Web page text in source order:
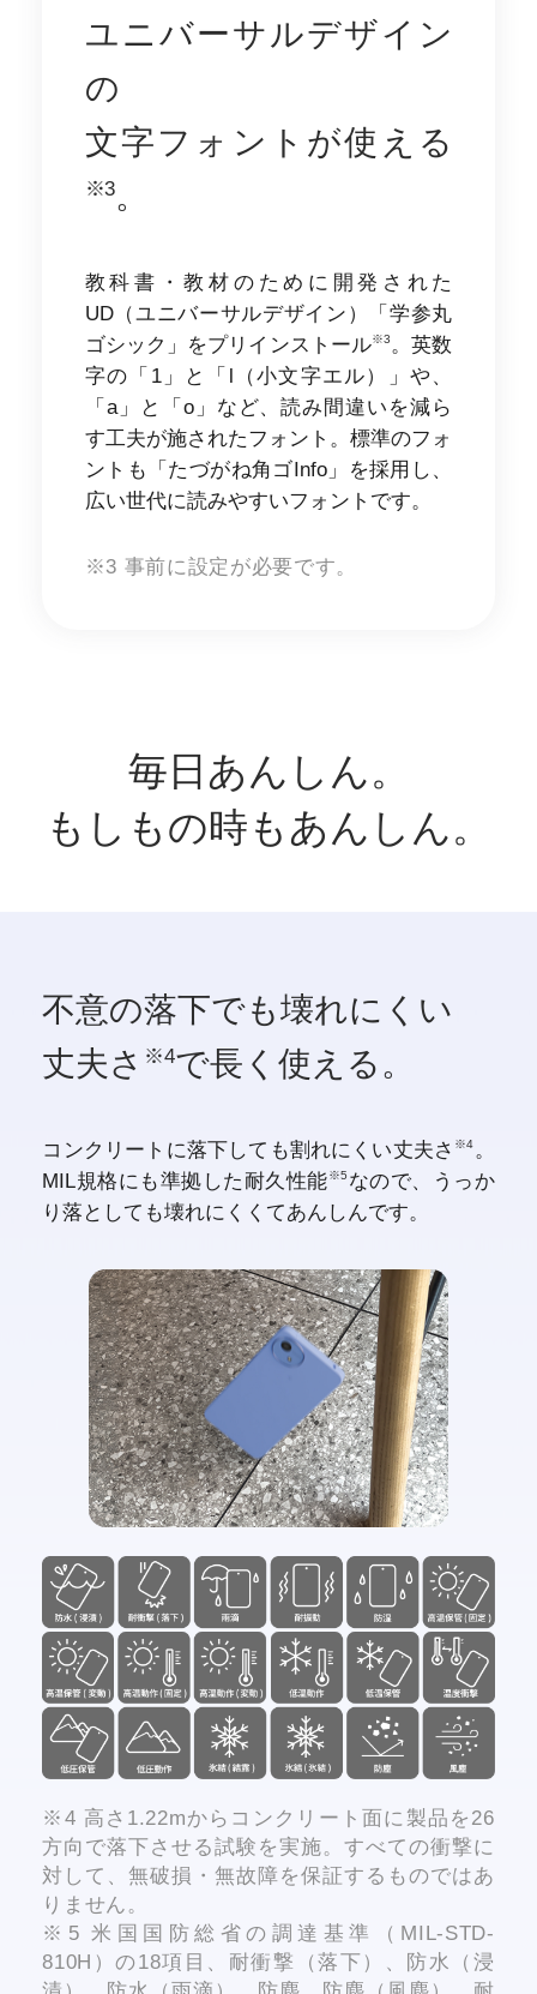
ユニバーサルデザイン
の
文字フォントが使える
※3。
教科書・教材のために開発された
UD（ユニバーサルデザイン）「学参丸
ゴシック」をプリインストール※3
。英数
字の「1」と「l（小文字エル）」や、
「a」と「o」など、読み間違いを減ら
す工夫が施されたフォント。標準のフォ
ントも「たづがね角ゴInfo」を採用し、
広い世代に読みやすいフォントです。
※3 事前に設定が必要です。
毎日あんしん。
もしもの時もあんしん。
不意の落下でも壊れにくい
丈夫さ ※4で長く使える。
コンクリートに落下しても割れにくい丈夫さ ※4
MIL規格にも準拠した耐久性能※5 なので、うっか
り落としても壊れにくくてあんしんです。
※4 高さ1.22mからコンクリート面に製品を26
方向で落下させる試験を実施。すべての衝撃に
対して、無破損・無故障を保証するものではあ
りません。
※5 米国国防総省の調達基準（MIL-STD-
810H）の18項目、耐衝撃（落下）、防水（浸